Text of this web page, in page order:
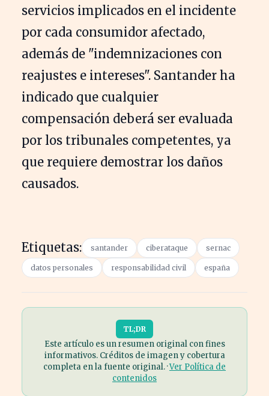
servicios implicados en el incidente
por cada consumidor afectado,
además de "indemnizaciones con
reajustes e intereses". Santander ha
indicado que cualquier
compensación deberá ser evaluada
por los tribunales competentes, ya
que requiere demostrar los daños
causados.
Etiquetas: santander ciberataque sernac
datos personales responsabilidad civil españa
TL;DR
Este artículo es un resumen original con fines
informativos. Créditos de imagen y cobertura
completa en la fuente original. ·Ver Política de
contenidos